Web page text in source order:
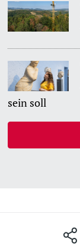
sein soll